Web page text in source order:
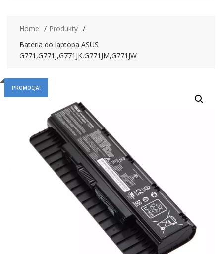
Home
Produkty
Bateria do laptopa ASUS
G771,G771J,G771JK,G771JM,G771JW
PROMOCJA!